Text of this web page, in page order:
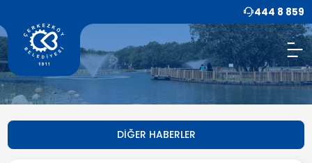
444 8 859
DİĞER HABERLER